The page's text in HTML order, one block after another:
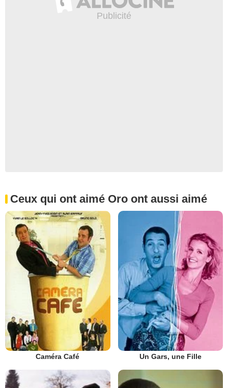
Ceux qui ont aimé Oro ont aussi aimé
Caméra Café Un Gars, une Fille